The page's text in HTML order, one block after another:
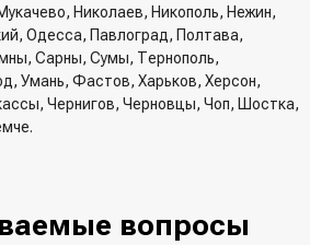
Николаев, Никополь, Нежин,
Одесса, Павлоград, Полтава,
Сарны, Сумы, Тернополь,
Умань, Фастов, Харьков, Херсон,
Чернигов, Черновцы, Чоп, Шостка,
вопросы